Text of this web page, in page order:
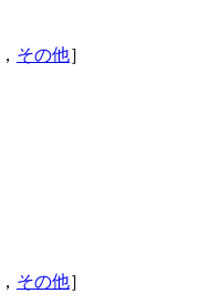
， その他］
， その他］